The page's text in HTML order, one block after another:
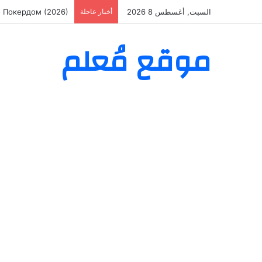
السبت, أغسطس 8 2026 أخبار عاجلة Покердом (2026)
موقع مُعلم